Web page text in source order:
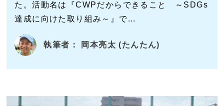
た。活動名は『CWPだからできること ～SDGs
達成に向けた取り組み～』で...
執筆者： 岡本亮太 (たんたん)